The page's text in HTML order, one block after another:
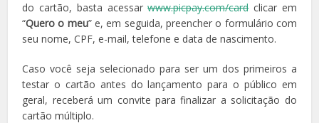
do cartão, basta acessarwww.picpay.com/cardclicar em
“Quero o meu” e, em seguida, preencher o formulário com
seu nome, CPF, e-mail, telefone e data de nascimento.
Caso você seja selecionado para ser um dos primeiros a
testar o cartão antes do lançamento para o público em
geral, receberá um convite para finalizar a solicitação do
cartão múltiplo.